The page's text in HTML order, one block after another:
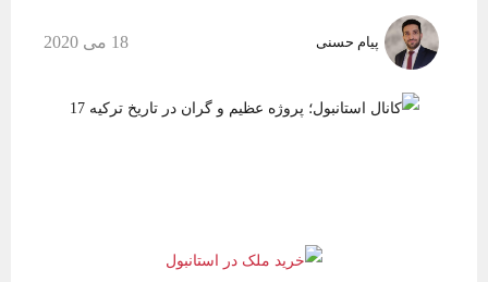
پیام حسنی 18 می 2020